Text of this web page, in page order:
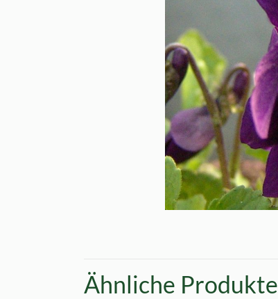
Ähnliche Produkte